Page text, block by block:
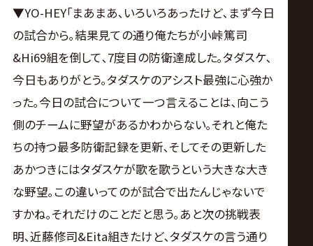
▼YO-HEY｢まあまあ､いろいろあったけど､まず今日
の試合から｡結果見ての通り俺たちが小峠篤司
&Hi69組を倒して､7度目の防衛達成した｡タダスケ､
今日もありがとう｡タダスケのアシスト最強に心強か
った｡今日の試合について一つ言えることは､向こう
側のチームに野望があるかわからない｡それと俺た
ちの持つ最多防衛記録を更新､そしてその更新した
あかつきにはタダスケが歌を歌うという大きな大き
な野望｡この違いってのが試合で出たんじゃないで
すかね｡それだけのことだと思う｡あと次の挑戦表
明､近藤修司&Eita組きたけど､タダスケの言う通り